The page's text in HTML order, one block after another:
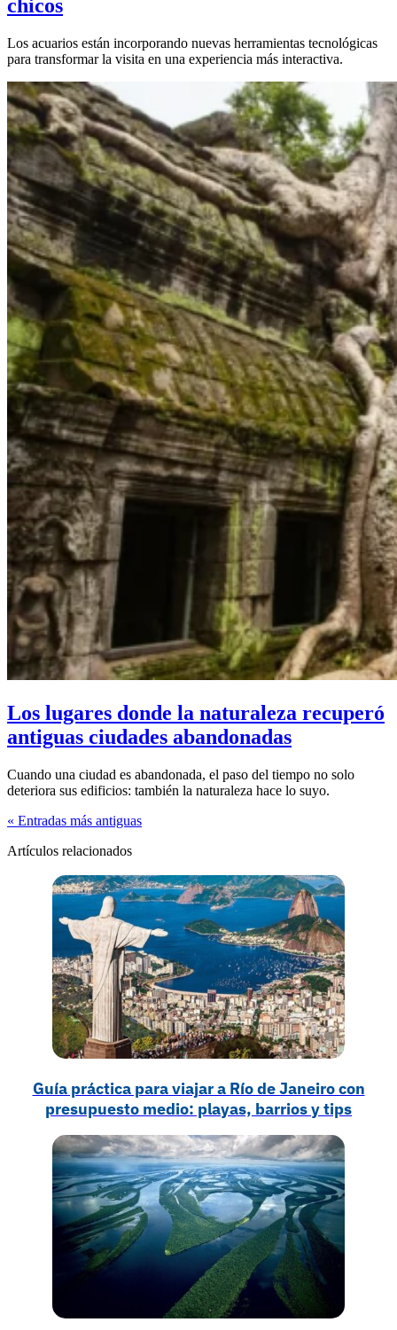
chicos
Los acuarios están incorporando nuevas herramientas tecnológicas
para transformar la visita en una experiencia más interactiva.
Los lugares donde la naturaleza recuperó
antiguas ciudades abandonadas
Cuando una ciudad es abandonada, el paso del tiempo no solo
deteriora sus edificios: también la naturaleza hace lo suyo.
« Entradas más antiguas
Artículos relacionados
Guía práctica para viajar a Río de Janeiro con
presupuesto medio: playas, barrios y tips